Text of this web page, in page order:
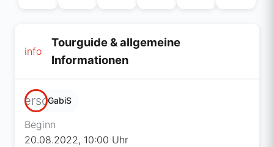
info
Tourguide & allgemeine
Informationen
personGabiS
Beginn
20.08.2022, 10:00 Uhr